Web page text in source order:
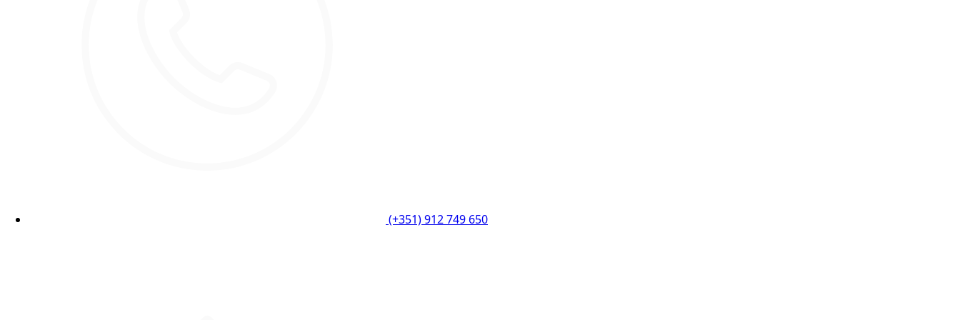
(+351) 912 749 650